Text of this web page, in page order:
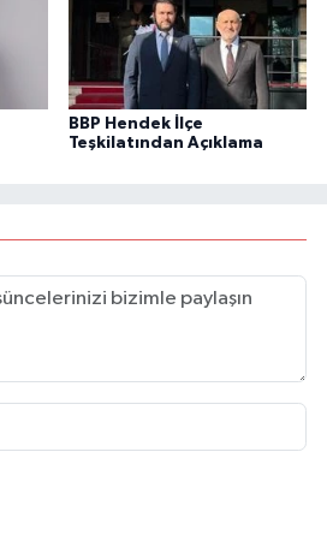
BBP Hendek İlçe
Teşkilatından Açıklama